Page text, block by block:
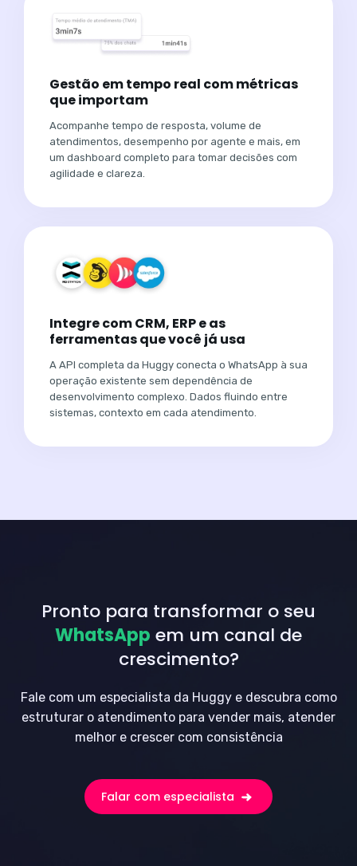
Gestão em tempo real com métricas
que importam
Acompanhe tempo de resposta, volume de
atendimentos, desempenho por agente e mais, em
um dashboard completo para tomar decisões com
agilidade e clareza.
Integre com CRM, ERP e as
ferramentas que você já usa
A API completa da Huggy conecta o WhatsApp à sua
operação existente sem dependência de
desenvolvimento complexo. Dados fluindo entre
sistemas, contexto em cada atendimento.
Pronto para transformar o seu
WhatsApp em um canal de
crescimento?
Fale com um especialista da Huggy e descubra como
estruturar o atendimento para vender mais, atender
melhor e crescer com consistência
Falar com especialista